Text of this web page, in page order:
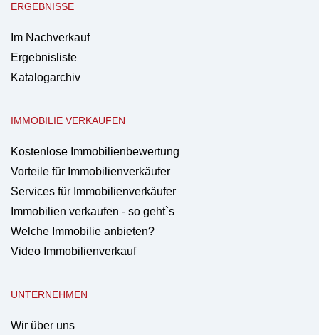
ERGEBNISSE
Im Nachverkauf
Ergebnisliste
Katalogarchiv
IMMOBILIE VERKAUFEN
Kostenlose Immobilienbewertung
Vorteile für Immobilienverkäufer
Services für Immobilienverkäufer
Immobilien verkaufen - so geht`s
Welche Immobilie anbieten?
Video Immobilienverkauf
UNTERNEHMEN
Wir über uns